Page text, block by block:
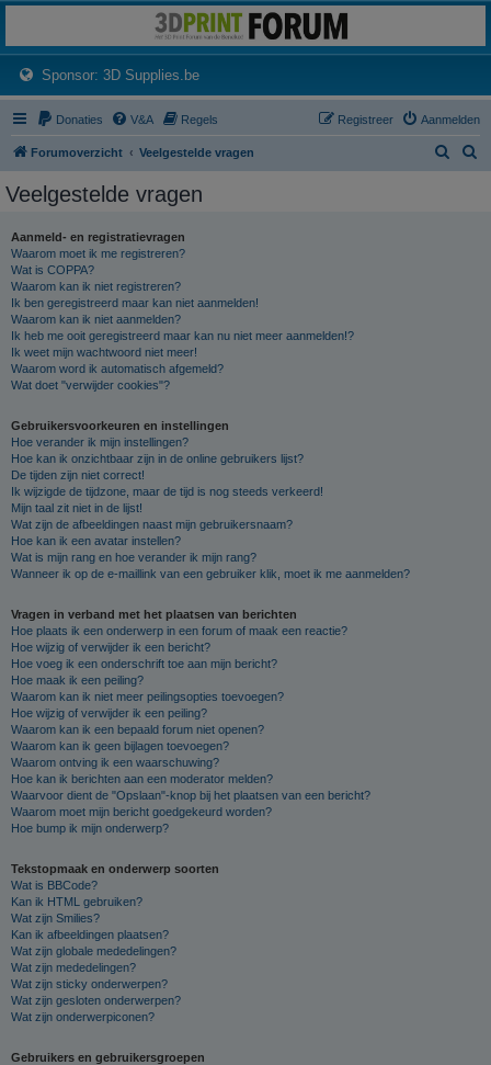
Het 3D print forum van de Benelux na de sluiting van 3dprintforum.nl
Sponsor: 3D Supplies.be(Opens a new tab)
Donaties V&A Regels Aanmelden
Registreer
Forumoverzicht Veelgestelde vragen
Veelgestelde vragen
Aanmeld- en registratievragen
Waarom moet ik me registreren?
Wat is COPPA?
Waarom kan ik niet registreren?
Ik ben geregistreerd maar kan niet aanmelden!
Waarom kan ik niet aanmelden?
Ik heb me ooit geregistreerd maar kan nu niet meer aanmelden!?
Ik weet mijn wachtwoord niet meer!
Waarom word ik automatisch afgemeld?
Wat doet "verwijder cookies"?
Gebruikersvoorkeuren en instellingen
Hoe verander ik mijn instellingen?
Hoe kan ik onzichtbaar zijn in de online gebruikers lijst?
De tijden zijn niet correct!
Ik wijzigde de tijdzone, maar de tijd is nog steeds verkeerd!
Mijn taal zit niet in de lijst!
Wat zijn de afbeeldingen naast mijn gebruikersnaam?
Hoe kan ik een avatar instellen?
Wat is mijn rang en hoe verander ik mijn rang?
Wanneer ik op de e-maillink van een gebruiker klik, moet ik me aanmelden?
Vragen in verband met het plaatsen van berichten
Hoe plaats ik een onderwerp in een forum of maak een reactie?
Hoe wijzig of verwijder ik een bericht?
Hoe voeg ik een onderschrift toe aan mijn bericht?
Hoe maak ik een peiling?
Waarom kan ik niet meer peilingsopties toevoegen?
Hoe wijzig of verwijder ik een peiling?
Waarom kan ik een bepaald forum niet openen?
Waarom kan ik geen bijlagen toevoegen?
Waarom ontving ik een waarschuwing?
Hoe kan ik berichten aan een moderator melden?
Waarvoor dient de "Opslaan"-knop bij het plaatsen van een bericht?
Waarom moet mijn bericht goedgekeurd worden?
Hoe bump ik mijn onderwerp?
Tekstopmaak en onderwerp soorten
Wat is BBCode?
Kan ik HTML gebruiken?
Wat zijn Smilies?
Kan ik afbeeldingen plaatsen?
Wat zijn globale mededelingen?
Wat zijn mededelingen?
Wat zijn sticky onderwerpen?
Wat zijn gesloten onderwerpen?
Wat zijn onderwerpiconen?
Gebruikers en gebruikersgroepen